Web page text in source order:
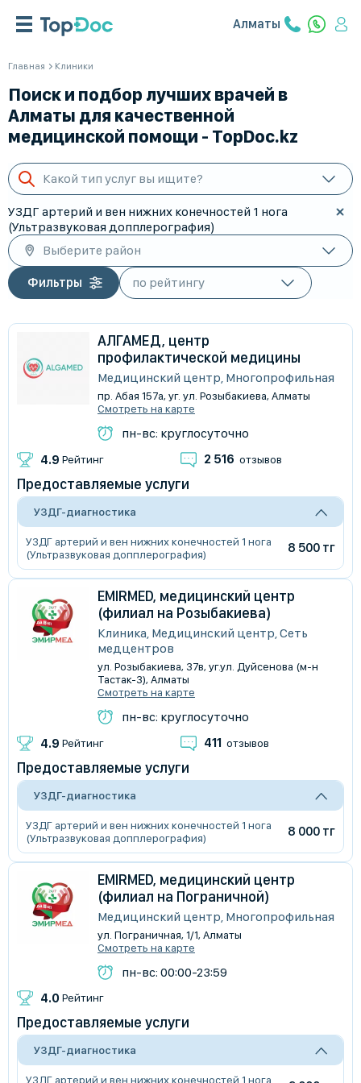
Алматы
Главная Клиники
Поиск и подбор лучших врачей в
Алматы для качественной
медицинской помощи - TopDoc.kz
Какой тип услуг вы ищите?
УЗДГ артерий и вен нижних конечностей 1 нога
(Ультразвуковая допплерография)
Выберите район
Фильтры
АЛГАМЕД, центр
профилактической медицины
Медицинский центр, Многопрофильная
пр. Абая 157а, уг. ул. Розыбакиева, Алматы
Смотреть на карте
пн-вс: круглосуточно
4.9 Рейтинг 2 516 отзывов
Предоставляемые услуги
УЗДГ-диагностика
УЗДГ артерий и вен нижних конечностей 1 нога
(Ультразвуковая допплерография)
8 500 тг
EMIRMED, медицинский центр
(филиал на Розыбакиева)
Клиника, Медицинский центр, Сеть
медцентров
​ул. Розыбакиева, 37в, уг.ул. Дуйсенова (м-н
Тастак-3), Алматы
Смотреть на карте
пн-вс: круглосуточно
4.9 Рейтинг 411 отзывов
Предоставляемые услуги
УЗДГ-диагностика
УЗДГ артерий и вен нижних конечностей 1 нога
(Ультразвуковая допплерография)
8 000 тг
EMIRMED, медицинский центр
(филиал на Пограничной)
Медицинский центр, Многопрофильная
ул. Пограничная, 1/1, Алматы
Смотреть на карте
пн-вс: 00:00-23:59
4.0 Рейтинг
Предоставляемые услуги
УЗДГ-диагностика
УЗДГ артерий и вен нижних конечностей 1 нога